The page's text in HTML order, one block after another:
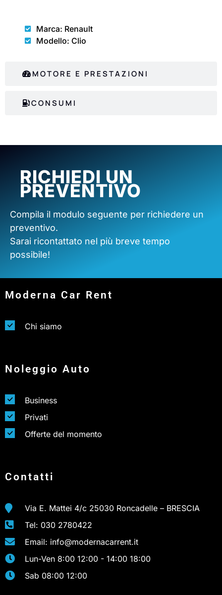
MOTORE E PRESTAZIONI
CONSUMI
Marca: Renault
Modello: Clio
RICHIEDI UN
PREVENTIVO
Compila il modulo seguente per richiedere un
preventivo.
Sarai ricontattato nel più breve tempo
possibile!
Moderna Car Rent
Chi siamo
Noleggio Auto
Business
Privati
Offerte del momento
Contatti
Via E. Mattei 4/c 25030 Roncadelle – BRESCIA
Tel: 030 2780422
Email: info@modernacarrent.it
Lun-Ven 8:00 12:00 - 14:00 18:00
Sab 08:00 12:00